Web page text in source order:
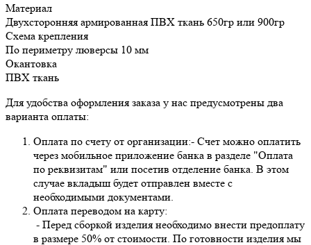
Материал
Двухсторонняя армированная ПВХ ткань 650гр или 900гр
Схема крепления
По периметру люверсы 10 мм
Окантовка
ПВХ ткань
Для удобства оформления заказа у нас предусмотрены два
варианта оплаты:
Оплата по счету от организации:- Счет можно оплатить
через мобильное приложение банка в разделе "Оплата
по реквизитам" или посетив отделение банка. В этом
случае вкладыш будет отправлен вместе с
необходимыми документами.
Оплата переводом на карту:
- Перед сборкой изделия необходимо внести предоплату
в размере 50% от стоимости. По готовности изделия мы